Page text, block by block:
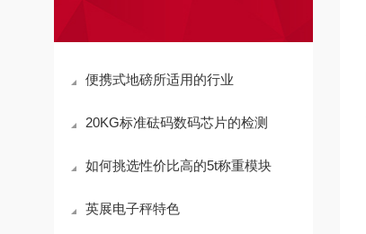
便携式地磅所适用的行业
20KG标准砝码数码芯片的检测
如何挑选性价比高的5t称重模块
英展电子秤特色